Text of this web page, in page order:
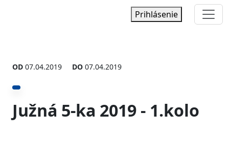
Prihlásenie
OD 07.04.2019 DO 07.04.2019
Južná 5-ka 2019 - 1.kolo